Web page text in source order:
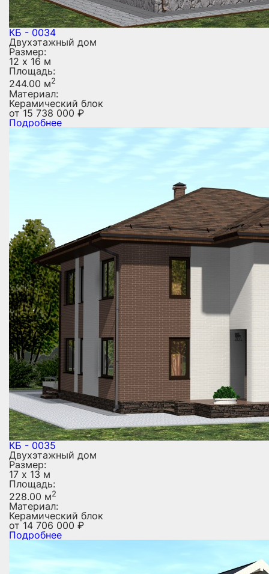
КБ - 0034
Двухэтажный дом
Размер:
12 х 16 м
Площадь:
244.00 м2
Материал:
Керамический блок
от15 738 000 ₽
Подробнее
КБ - 0035
Двухэтажный дом
Размер:
17 х 13 м
Площадь:
228.00 м2
Материал:
Керамический блок
от14 706 000 ₽
Подробнее